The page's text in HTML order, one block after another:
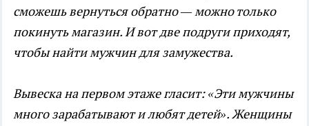
сможешь вернуться обратно — можно только
покинуть магазин. И вот две подруги приходят,
чтобы найти мужчин для замужества.
Вывеска на первом этаже гласит: «Эти мужчины
много зарабатывают и любят детей». Женщины